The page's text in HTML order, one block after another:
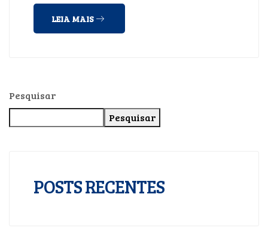
LEIA MAIS
Pesquisar
Pesquisar
POSTS RECENTES